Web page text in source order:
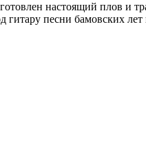
настоящий плов
песни бамовских